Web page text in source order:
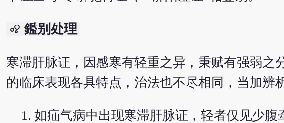
bubble_chart 鑑别处理
寒滞肝脉证，因感寒有轻重之异，秉赋有强弱之
的临床表现各具特点，治法也不尽相同，当加辨析
如疝气病中出现寒滞肝脉证，轻者仅见少